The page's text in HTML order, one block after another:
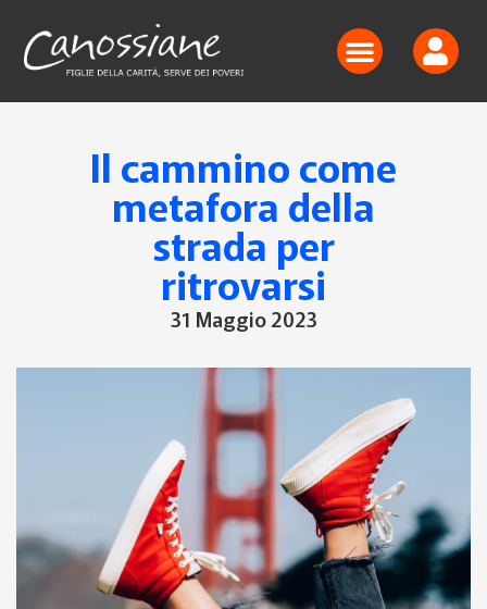
Il cammino come
metafora della
strada per
ritrovarsi
31 Maggio 2023